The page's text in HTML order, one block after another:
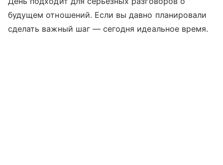
будущем отношений. Если вы давно планировали
сделать важный шаг — сегодня идеальное время.